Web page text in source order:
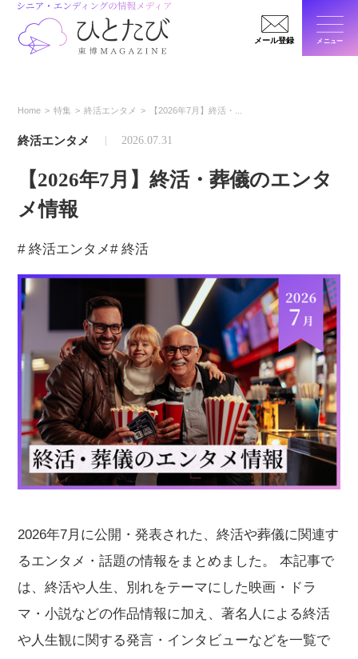
メール登録 メニュー
Home 特集 終活エンタメ 【2026年7月】終活・...
終活エンタメ 2026.07.31
【2026年7月】終活・葬儀のエンタ
メ情報
# 終活エンタメ# 終活
2026年7月に公開・発表された、終活や葬儀に関連す
るエンタメ・話題の情報をまとめました。 本記事で
は、終活や人生、別れをテーマにした映画・ドラ
マ・小説などの作品情報に加え、著名人による終活
や人生観に関する発言・インタビューなどを一覧で